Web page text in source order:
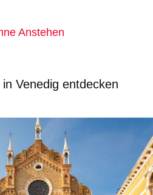
Anstehen
Venedig entdecken